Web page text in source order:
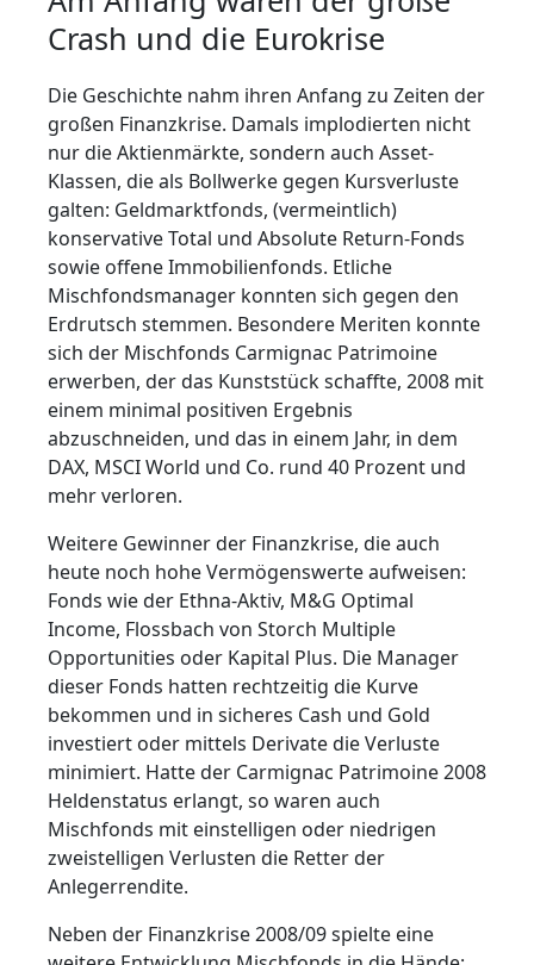
Crash und die Eurokrise
Die Geschichte nahm ihren Anfang zu Zeiten der
großen Finanzkrise. Damals implodierten nicht
nur die Aktienmärkte, sondern auch Asset-
Klassen, die als Bollwerke gegen Kursverluste
galten: Geldmarktfonds, (vermeintlich)
konservative Total und Absolute Return-Fonds
sowie offene Immobilienfonds. Etliche
Mischfondsmanager konnten sich gegen den
Erdrutsch stemmen. Besondere Meriten konnte
sich der Mischfonds Carmignac Patrimoine
erwerben, der das Kunststück schaffte, 2008 mit
einem minimal positiven Ergebnis
abzuschneiden, und das in einem Jahr, in dem
DAX, MSCI World und Co. rund 40 Prozent und
mehr verloren.
Weitere Gewinner der Finanzkrise, die auch
heute noch hohe Vermögenswerte aufweisen:
Fonds wie der Ethna-Aktiv, M&G Optimal
Income, Flossbach von Storch Multiple
Opportunities oder Kapital Plus. Die Manager
dieser Fonds hatten rechtzeitig die Kurve
bekommen und in sicheres Cash und Gold
investiert oder mittels Derivate die Verluste
minimiert. Hatte der Carmignac Patrimoine 2008
Heldenstatus erlangt, so waren auch
Mischfonds mit einstelligen oder niedrigen
zweistelligen Verlusten die Retter der
Anlegerrendite.
Neben der Finanzkrise 2008/09 spielte eine